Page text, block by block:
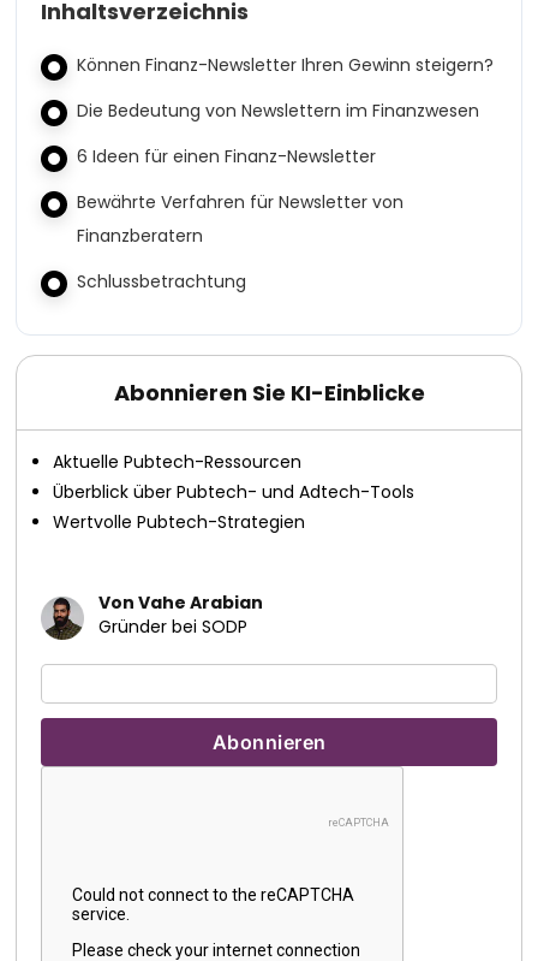
Inhaltsverzeichnis
Können Finanz-Newsletter Ihren Gewinn steigern?
Die Bedeutung von Newslettern im Finanzwesen
6 Ideen für einen Finanz-Newsletter
Bewährte Verfahren für Newsletter von
Finanzberatern
Schlussbetrachtung
Abonnieren Sie KI-Einblicke
Aktuelle Pubtech-Ressourcen
Überblick über Pubtech- und Adtech-Tools
Wertvolle Pubtech-Strategien
Von Vahe Arabian
Gründer bei SODP